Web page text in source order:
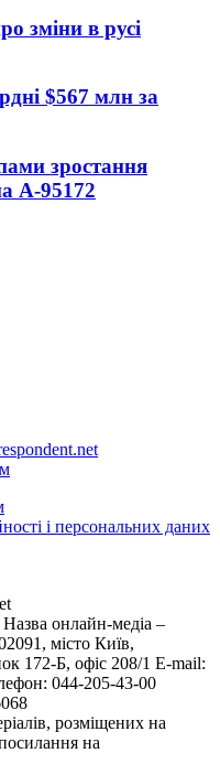
зміни в русі
$567 млн за
зростання
А-95172
і персональних даних
онлайн-медіа –
місто Київ,
Б, офіс 208/1 E-mail:
044-205-43-00
розміщених на
на